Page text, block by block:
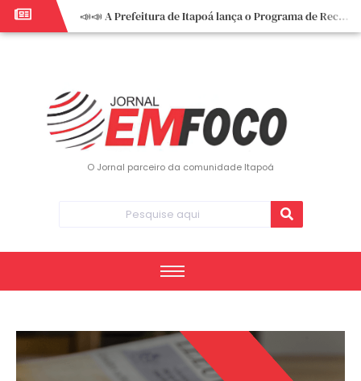
📣📣 A Prefeitura de Itapoá lança o Programa de Recuperação Fiscal (REFIS).
📢 Empreendedor do turismo, esta oportunidade é para você! Itapoá – SC.
O Jornal parceiro da comunidade Itapoá